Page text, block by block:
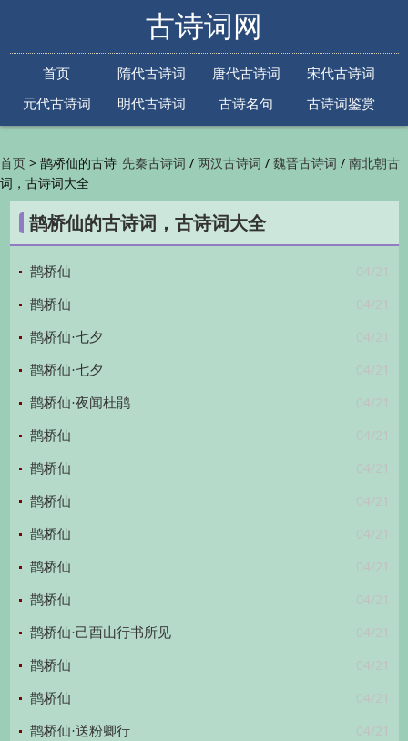
古诗词网
首页 隋代古诗词 唐代古诗词
宋代古诗词
元代古诗词
明代古诗词 古诗名句
古诗词鉴赏
先秦古诗词 /两汉古诗词 /魏晋古诗词 /南北朝古
代古诗词/金朝古诗词/元代古诗词/明代古诗词
/清代古诗词/近现代古诗词
鉴赏/古诗下一句/古诗上一句/
首页 > 鹊桥仙的古诗
词，古诗词大全
鹊桥仙的古诗词，古诗词大全
04/21
鹊桥仙
04/21
鹊桥仙
04/21
鹊桥仙·七夕
04/21
鹊桥仙·七夕
04/21
鹊桥仙·夜闻杜鹃
04/21
鹊桥仙
04/21
鹊桥仙
04/21
鹊桥仙
04/21
鹊桥仙
04/21
鹊桥仙
04/21
鹊桥仙
04/21
鹊桥仙·己酉山行书所见
04/21
鹊桥仙
04/21
鹊桥仙
04/21
鹊桥仙·送粉卿行